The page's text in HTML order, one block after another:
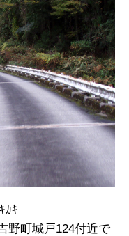
ｶｷ
野町城戸124付近で